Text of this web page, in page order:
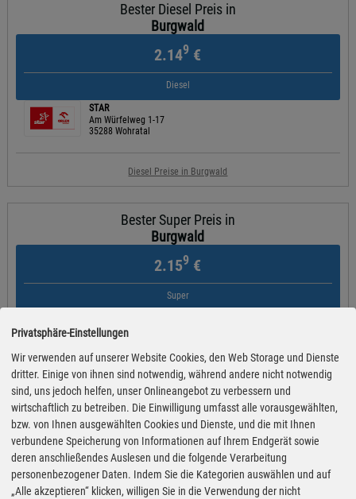
Bester Diesel Preis in
Burgwald
2.149 €
Diesel
STAR
Am Würfelweg 1-17
35288 Wohratal
Diesel Preise in Burgwald
Bester Super Preis in
Burgwald
2.159 €
Super
Edertalstraße 21
35116 Hatzfeld
Super Preise in Burgwald
Bester Super E10 Preis in
Burgwald
2.089€
Privatsphäre-Einstellungen
Wir verwenden auf unserer Website Cookies, den Web Storage und Dienste
dritter. Einige von ihnen sind notwendig, während andere nicht notwendig
sind, uns jedoch helfen, unser Onlineangebot zu verbessern und
wirtschaftlich zu betreiben. Die Einwilligung umfasst alle vorausgewählten,
bzw. von Ihnen ausgewählten Cookies und Dienste, und die mit Ihnen
verbundene Speicherung von Informationen auf Ihrem Endgerät sowie
deren anschließendes Auslesen und die folgende Verarbeitung
personenbezogener Daten. Indem Sie die Kategorien auswählen und auf
„Alle akzeptieren“ klicken, willigen Sie in die Verwendung der nicht